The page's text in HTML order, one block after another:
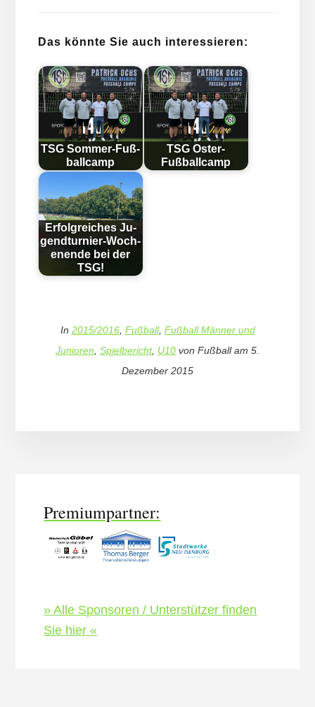
Das könnte Sie auch interessieren:
TSG Som­mer-Fuß­
ball­camp
TSG Oster-
Fußballcamp
Erfolg­reich­es Ju­
gend­tur­nier-Woch­
en­en­de bei der
TSG!
In 2015/2016, Fußball, Fußball Männer und
Junioren Spielbericht, U10 von Fußballam 5.
Dezember 2015
Premiumpartner:
» Alle Sponsoren / Unterstützer finden
Sie hier «